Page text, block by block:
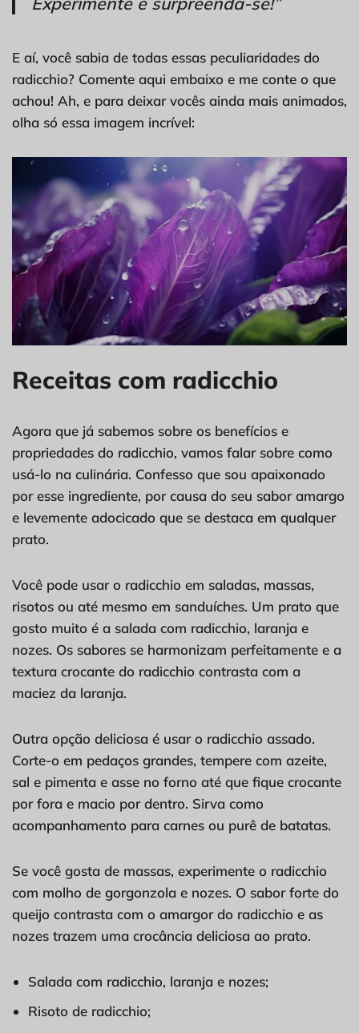
E aí, você sabia de todas essas peculiaridades do
radicchio? Comente aqui embaixo e me conte o que
achou! Ah, e para deixar vocês ainda mais animados,
olha só essa imagem incrível:
Receitas com radicchio
Agora que já sabemos sobre os benefícios e
propriedades do radicchio, vamos falar sobre como
usá-lo na culinária. Confesso que sou apaixonado
por esse ingrediente, por causa do seu sabor amargo
e levemente adocicado que se destaca em qualquer
prato.
Você pode usar o radicchio em saladas, massas,
risotos ou até mesmo em sanduíches. Um prato que
gosto muito é a salada com radicchio, laranja e
nozes. Os sabores se harmonizam perfeitamente e a
textura crocante do radicchio contrasta com a
maciez da laranja.
Outra opção deliciosa é usar o radicchio assado.
Corte-o em pedaços grandes, tempere com azeite,
sal e pimenta e asse no forno até que fique crocante
por fora e macio por dentro. Sirva como
acompanhamento para carnes ou purê de batatas.
Se você gosta de massas, experimente o radicchio
com molho de gorgonzola e nozes. O sabor forte do
queijo contrasta com o amargor do radicchio e as
nozes trazem uma crocância deliciosa ao prato.
Salada com radicchio, laranja e nozes;
Risoto de radicchio;